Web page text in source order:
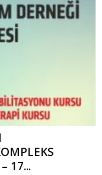
17...